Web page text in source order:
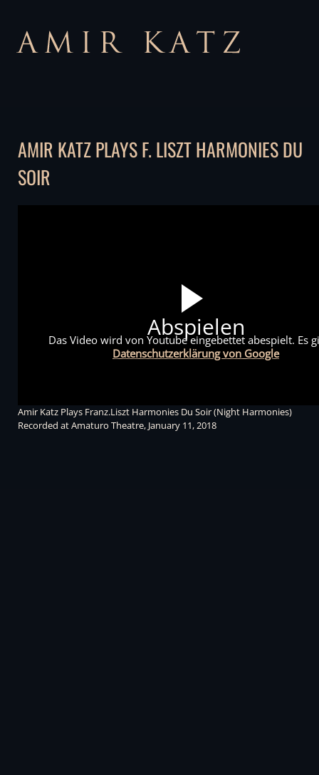
AMIR KATZ PLAYS F. LISZT HARMONIES DU
SOIR
Abspielen
Das Video wird von Youtube eingebettet abespielt. Es
Datenschutzerklärung von Google
Amir Katz Plays Franz.Liszt Harmonies Du Soir (Night Harmonies)
Recorded at Amaturo Theatre, January 11, 2018